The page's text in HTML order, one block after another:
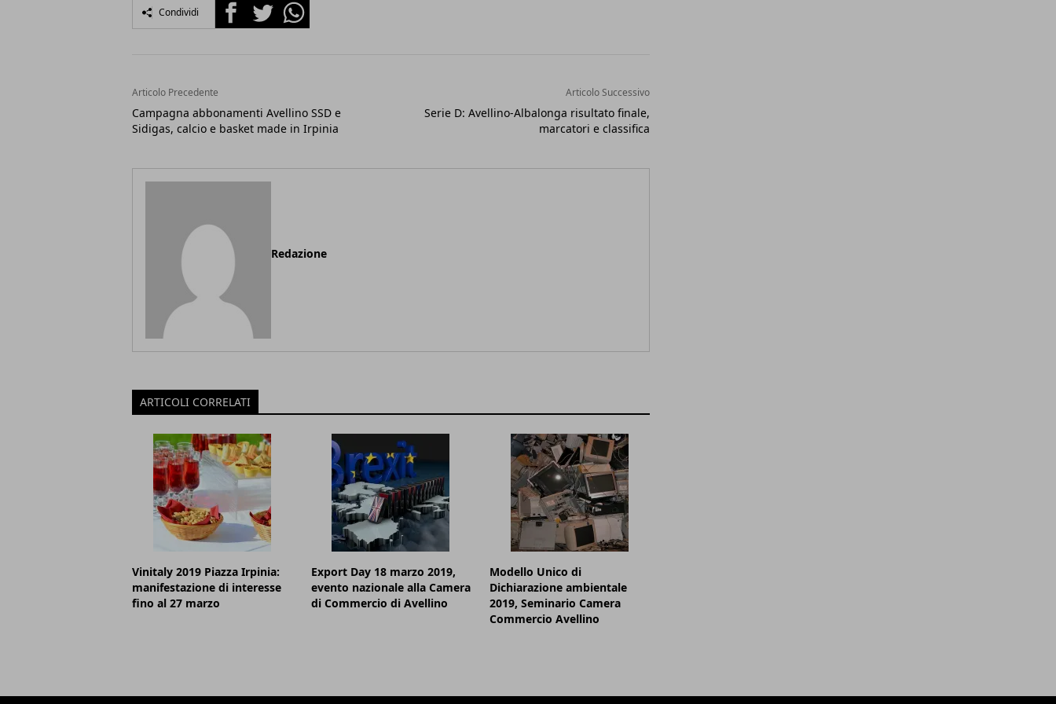
Condividi FacebookTwitterWhatsapp
Articolo Precedente
Campagna abbonamenti Avellino SSD e
Sidigas, calcio e basket made in Irpinia
Articolo Successivo
Serie D: Avellino-Albalonga risultato finale,
marcatori e classifica
Redazione
ARTICOLI CORRELATI
Vinitaly 2019 Piazza Irpinia:
manifestazione di interesse
fino al 27 marzo
Export Day 18 marzo 2019,
evento nazionale alla Camera
di Commercio di Avellino
Modello Unico di
Dichiarazione ambientale
2019, Seminario Camera
Commercio Avellino